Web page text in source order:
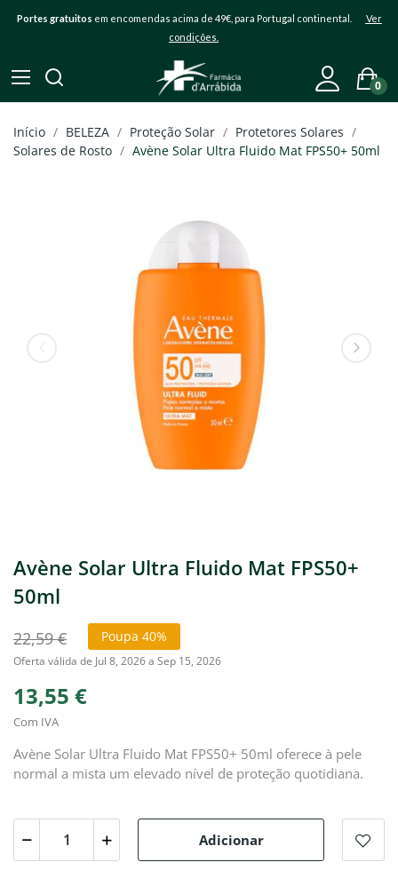
Portes gratuitos em encomendas acima de 49€, para Portugal continental. Ver
condições.
0
Início BELEZA Proteção Solar
Protetores Solares
Solares de Rosto
Avène Solar Ultra Fluido Mat FPS50+ 50ml
Avène Solar Ultra Fluido Mat FPS50+
50ml
22,59 € Poupa 40%
Oferta válida de Jul 8, 2026 a Sep 15, 2026
13,55 €
Com IVA
Avène Solar Ultra Fluido Mat FPS50+ 50ml oferece à pele
normal a mista um elevado nível de proteção quotidiana.
Adicionar